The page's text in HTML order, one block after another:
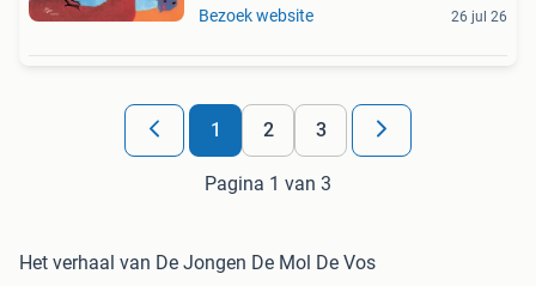
Bezoek website 26 jul 26
1 2 3
Pagina 1 van 3
Het verhaal van De Jongen De Mol De Vos